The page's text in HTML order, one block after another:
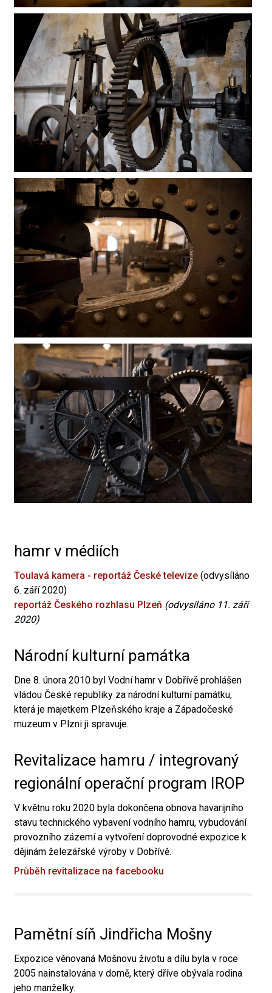
hamr v médiích
Toulavá kamera - reportáž České televize (odvysíláno
6. září 2020)
reportáž Českého rozhlasu Plzeň (odvysíláno 11. září
2020)
Národní kulturní památka
Dne 8. února 2010 byl Vodní hamr v Dobřívě prohlášen
vládou České republiky za národní kulturní památku,
která je majetkem Plzeňského kraje a Západočeské
muzeum v Plzni ji spravuje.
Revitalizace hamru / integrovaný
regionální operační program IROP
V květnu roku 2020 byla dokončena obnova havarijního
stavu technického vybavení vodního hamru, vybudování
provozního zázemí a vytvoření doprovodné expozice k
dějinám železářské výroby v Dobřívě.
Průběh revitalizace na facebooku
Pamětní síň Jindřicha Mošny
Expozice věnovaná Mošnovu životu a dílu byla v roce
2005 nainstalována v domě, který dříve obývala rodina
jeho manželky.